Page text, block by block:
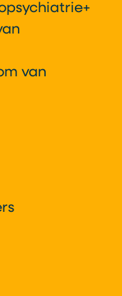
van